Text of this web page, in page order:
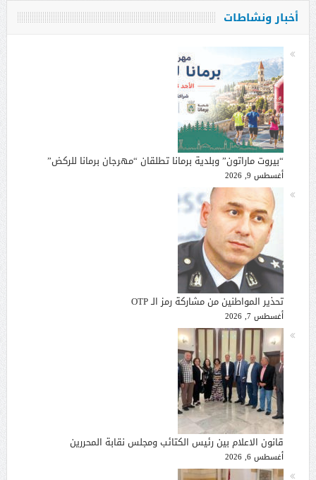
أخبار ونشاطات
“بيروت ماراتون” وبلدية برمانا تطلقان “مهرجان برمانا للركض”
أغسطس 9, 2026
تحذير المواطنين من مشاركة رمز الـ OTP
أغسطس 7, 2026
قانون الاعلام بين رئيس الكتائب ومجلس نقابة المحررين
أغسطس 6, 2026